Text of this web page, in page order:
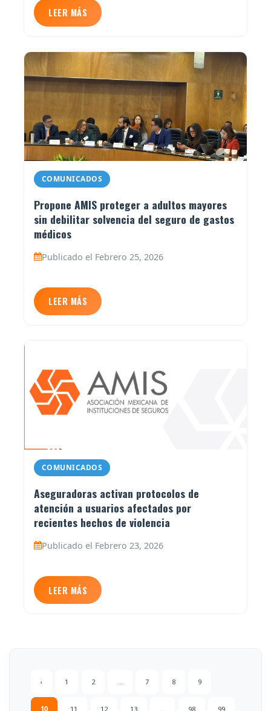
LEER MÁS
COMUNICADOS
Propone AMIS proteger a adultos mayores
sin debilitar solvencia del seguro de gastos
médicos
Publicado el Febrero 25, 2026
LEER MÁS
COMUNICADOS
Aseguradoras activan protocolos de
atención a usuarios afectados por
recientes hechos de violencia
Publicado el Febrero 23, 2026
LEER MÁS
‹ 1 2 ... 7 8 9
10 11 12 13 ... 98 99